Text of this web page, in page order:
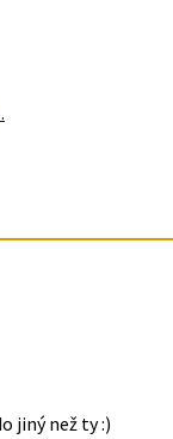
jiný než ty :)